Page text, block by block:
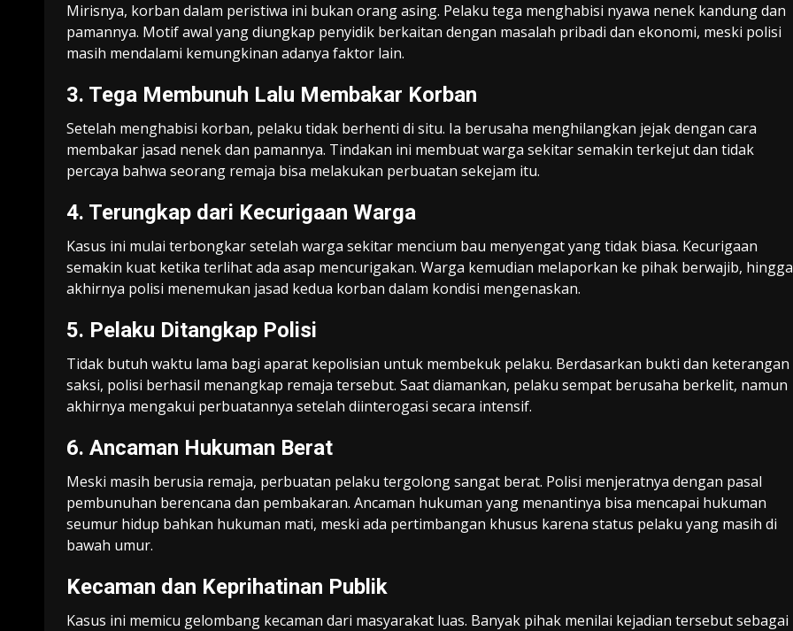
Mirisnya, korban dalam peristiwa ini bukan orang asing. Pelaku tega menghabisi nyawa nenek kandung dan
pamannya. Motif awal yang diungkap penyidik berkaitan dengan masalah pribadi dan ekonomi, meski polisi
masih mendalami kemungkinan adanya faktor lain.
3. Tega Membunuh Lalu Membakar Korban
Setelah menghabisi korban, pelaku tidak berhenti di situ. Ia berusaha menghilangkan jejak dengan cara
membakar jasad nenek dan pamannya. Tindakan ini membuat warga sekitar semakin terkejut dan tidak
percaya bahwa seorang remaja bisa melakukan perbuatan sekejam itu.
4. Terungkap dari Kecurigaan Warga
Kasus ini mulai terbongkar setelah warga sekitar mencium bau menyengat yang tidak biasa. Kecurigaan
semakin kuat ketika terlihat ada asap mencurigakan. Warga kemudian melaporkan ke pihak berwajib, hingga
akhirnya polisi menemukan jasad kedua korban dalam kondisi mengenaskan.
5. Pelaku Ditangkap Polisi
Tidak butuh waktu lama bagi aparat kepolisian untuk membekuk pelaku. Berdasarkan bukti dan keterangan
saksi, polisi berhasil menangkap remaja tersebut. Saat diamankan, pelaku sempat berusaha berkelit, namun
akhirnya mengakui perbuatannya setelah diinterogasi secara intensif.
6. Ancaman Hukuman Berat
Meski masih berusia remaja, perbuatan pelaku tergolong sangat berat. Polisi menjeratnya dengan pasal
pembunuhan berencana dan pembakaran. Ancaman hukuman yang menantinya bisa mencapai hukuman
seumur hidup bahkan hukuman mati, meski ada pertimbangan khusus karena status pelaku yang masih di
bawah umur.
Kecaman dan Keprihatinan Publik
Kasus ini memicu gelombang kecaman dari masyarakat luas. Banyak pihak menilai kejadian tersebut sebagai